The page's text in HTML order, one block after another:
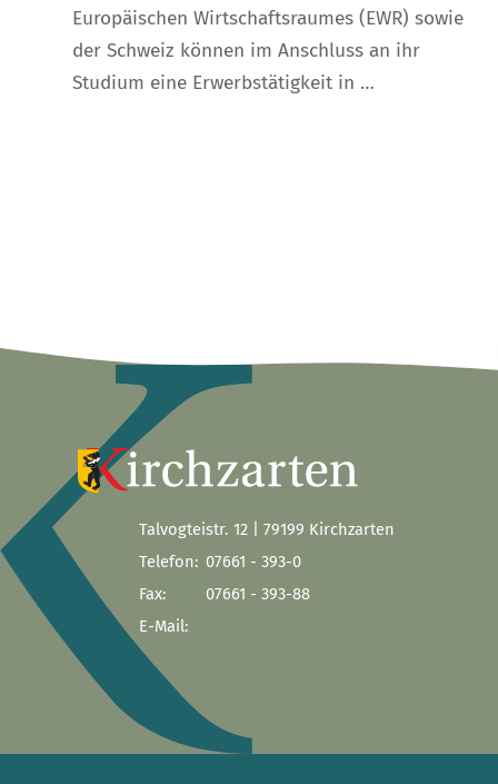
Europäischen Wirtschaftsraumes (EWR) sowie
der Schweiz können im Anschluss an ihr
Studium eine Erwerbstätigkeit in …
Talvogteistr. 12 | 79199 Kirchzarten
Telefon: 07661 - 393-0
Fax:
07661 - 393-88
E-Mail: